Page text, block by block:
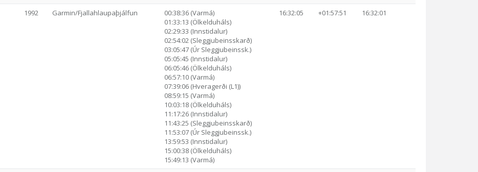
1992 Garmin/Fjallahlaupaþjálfun
00:38:36 (Varmá)
01:33:13 (Ölkelduháls)
02:29:33 (Innstidalur)
02:54:02 (Sleggjubeinsskarð)
03:05:47 (Úr Sleggjubeinssk.)
05:05:45 (Innstidalur)
06:05:46 (Ölkelduháls)
06:57:10 (Varmá)
07:39:06 (Hveragerði (L1))
08:59:15 (Varmá)
10:03:18 (Ölkelduháls)
11:17:26 (Innstidalur)
11:43:25 (Sleggjubeinsskarð)
11:53:07 (Úr Sleggjubeinssk.)
13:59:53 (Innstidalur)
15:00:38 (Ölkelduháls)
15:49:13 (Varmá)
16:32:05 +01:57:51 16:32:01